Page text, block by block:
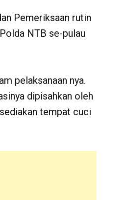
Pemeriksaan rutin
NTB se-pulau
pelaksanaan nya.
dipisahkan oleh
tempat cuci